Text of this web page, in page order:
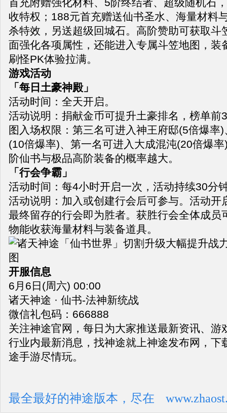
收特权；188元首充赠送仙书圣水、海量材料
杀特效，另送超级回城石。高阶赞助可获取斗
面强化各项属性，还能进入专属斗笠地图，装
刷怪PK体验拉满。
游戏活动
「每日土豪神殿」
活动时间：全天开启。
活动说明：捐献金币可提升土豪排名，榜单前
图入场权限：第三名可进入神王府邸(5倍爆率
(10倍爆率)、第一名可进入大成混沌(20倍爆
阶仙书与极品高阶装备的概率越大。
「行会争霸」
活动时间：每4小时开启一次，活动持续30分
活动说明：加入或创建行会后可参与。活动开
最终留存的行会即为胜者。获胜行会全体成员
物能收获海量材料与装备道具。
开服信息
6月6日(周六) 00:00
诸天神途 · 仙书-法神新统战
微信礼包码：666888
关注神途官网，每日为大家推送最新资讯、游
行业内最新消息，找神途就上神途发布网，下
途手游尽情玩。
最全最好的神途版本，尽在